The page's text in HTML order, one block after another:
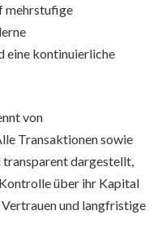
mehrstufige
eine kontinuierliche
von
Transaktionen sowie
dargestellt,
über ihr Kapital
und langfristige